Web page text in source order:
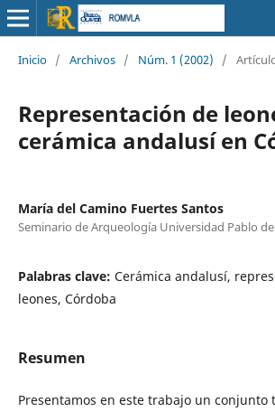
Inicio / Archivos / Núm. 1 (2002) /
Representación de
cerámica andalusí en
María del Camino Fuertes Santos
Seminario de Arqueología Universidad Pablo
Palabras clave: Cerámica andalusí,
leones, Córdoba
Resumen
Presentamos en este trabajo un conjunto